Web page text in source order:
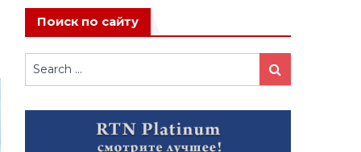
Поиск по сайту
Search
for:
Search